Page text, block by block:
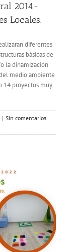
2014-
Locales.
diferentes
básicas de
la dinamización
medio ambiente
14 proyectos muy
| Sin comentarios